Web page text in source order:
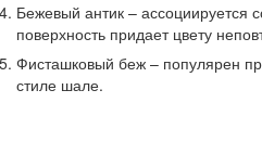
Бежевый антик – ассоциируется
поверхность придает цвету
Фисташковый беж – популярен
стиле шале.